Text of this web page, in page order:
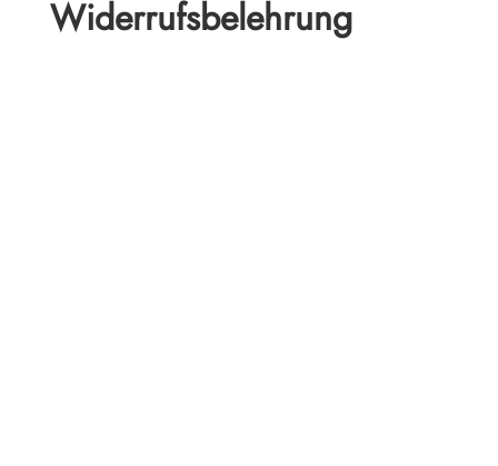
Widerrufsbelehrung